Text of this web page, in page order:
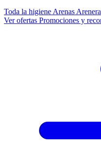
Toda la higiene Arenas
Ver ofertas Promociones y